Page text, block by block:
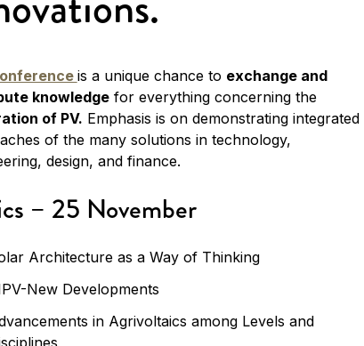
is a unique chance to exchange and
knowledgefor everything concerning the
of PV. Emphasis is on demonstrating integrated
of the many solutions in technology,
design, and finance.
– 25 November
Architecture as a Way of Thinking
New Developments
in Agrivoltaics among Levels and